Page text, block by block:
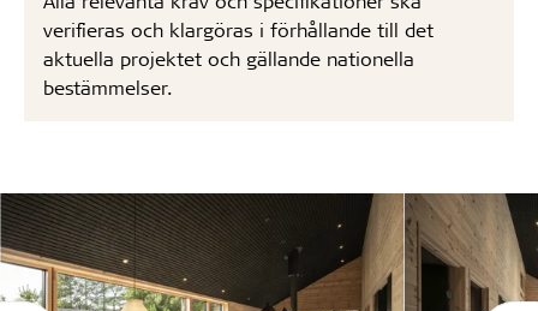
verifieras och klargöras i förhållande till det
aktuella projektet och gällande nationella
bestämmelser.